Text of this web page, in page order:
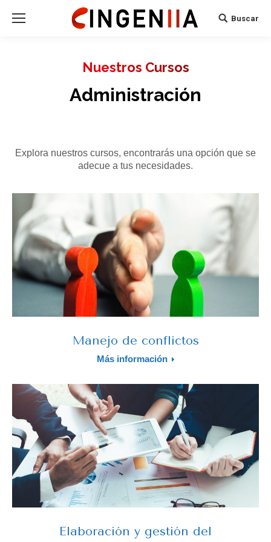
Search:
Buscar
Nuestros Cursos
Administración
Explora nuestros cursos, encontrarás una opción que se
adecue a tus necesidades.
Manejo de conflictos
Más información
Elaboración y gestión del